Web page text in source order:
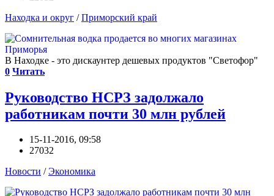
Находка и округ /Приморский край
В Находке - это дискаунтер дешевых продуктов "Светофор"
0 Читать
Руководство НСРЗ задолжало
работникам почти 30 млн рублей
15-11-2016, 09:58
27032
Новости /Экономика